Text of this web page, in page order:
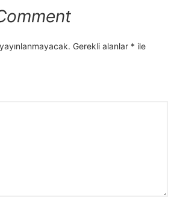
Gerekli alanlar * ile